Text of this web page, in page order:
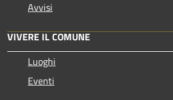
Avvisi
VIVERE IL COMUNE
Luoghi
Eventi